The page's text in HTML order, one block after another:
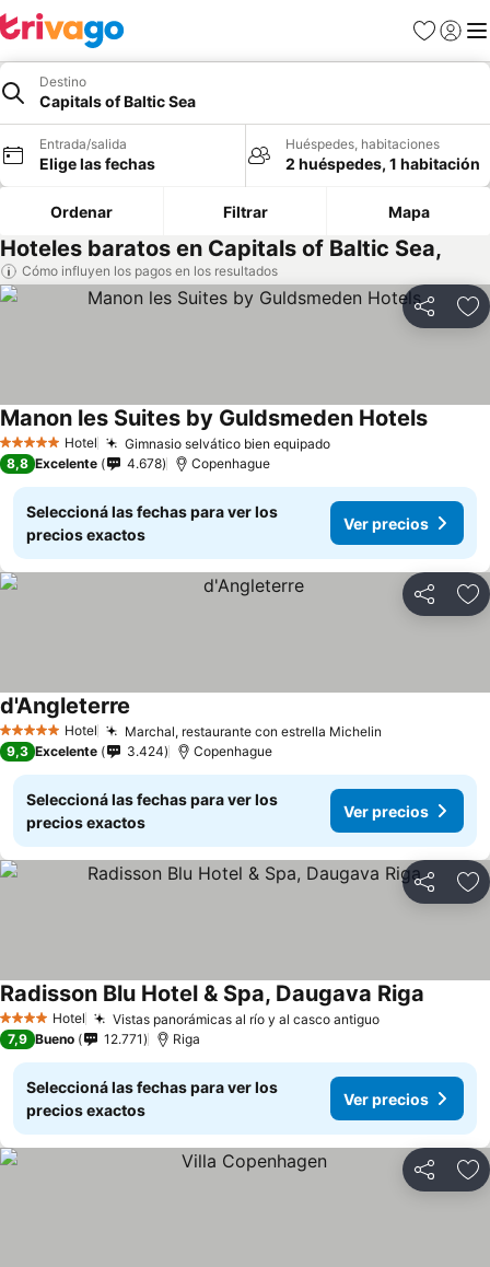
Favoritos
Iniciar
Destino
Capitals of Baltic Sea
Entrada/salida
Elige las fechas
Huéspedes, habitaciones
2 huéspedes, 1 habitación
Ordenar Filtrar Mapa
Hoteles baratos en Capitals of Baltic Sea,
Cómo influyen los pagos en los resultados
Compartir
5 Estrellas Hotel Gimnasio selvático bien equipado
Manon les Suites by Guldsmeden Hotels
8,8 Excelente 4.678 Copenhague
Seleccioná las fechas para ver los
precios exactos
Ver precios
Compartir
5 Estrellas Hotel Marchal, restaurante con estrella Michelin
d'Angleterre
9,3 Excelente 3.424 Copenhague
Seleccioná las fechas para ver los
precios exactos
Ver precios
Compartir
4 EstrellasHotel Vistas panorámicas al río y al casco antiguo
Radisson Blu Hotel & Spa, Daugava Riga
7,9 Bueno 12.771 Riga
Seleccioná las fechas para ver los
precios exactos
Ver precios
Compartir